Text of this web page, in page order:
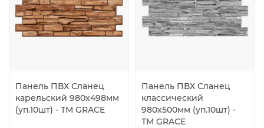
Панель ПВХ Сланец
карельский 980х498мм
(уп.10шт) - ТМ GRACE
Панель ПВХ Сланец
классический
980х500мм (уп.10шт) -
ТМ GRACE